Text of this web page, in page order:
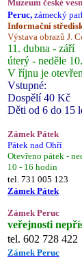
Muzeum české
Peruc, zámecký
Informační
Výstava obrazů J.
11. dubna - září
úterý - neděle
V říjnu je
Vstupné:
Dospělí 40 Kč
Děti od 6 do 15
Zámek Pátek
Pátek nad Ohří
Otevřeno pátek -
10 - 16 hodin
tel. 731 005 123
Zámek Pátek
Zámek Peruc
veřejnosti
tel. 602 728 422
Zámek Peruc